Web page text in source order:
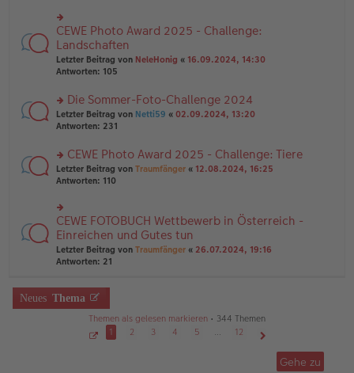
g
e
n
er
B
ei
tr
g
u
n
g
el
es
e
er
B
ei
tr
g
rs
te
r
u
n
el
es
e
B
ei
tr
g
CEWE Photo Award 2025 - Challenge:
Landschaften
Letzter Beitrag von NeleHonig « 16.09.2024, 14:30
Antworten: 105
rs
te
n
g
el
e
n
er
B
ei
tr
g
Die Sommer-Foto-Challenge 2024
Letzter Beitrag von Netti59 « 02.09.2024, 13:20
Antworten: 231
rs
te
u
n
g
el
es
e
er
B
ei
CEWE Photo Award 2025 - Challenge: Tiere
Letzter Beitrag von Traumfänger « 12.08.2024, 16:25
Antworten: 110
rs
te
r
u
n
el
es
CEWE FOTOBUCH Wettbewerb in Österreich -
Einreichen und Gutes tun
Letzter Beitrag von Traumfänger « 26.07.2024, 19:16
Antworten: 21
Neues Thema
Themen als gelesen markieren • 344 Themen
1 2 3 4 5 …
12
Gehe zu